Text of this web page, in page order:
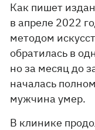
Как пишет
в апреле 2022
методом
обратилась в
но за месяц до
началась
мужчина умер.
В клинике